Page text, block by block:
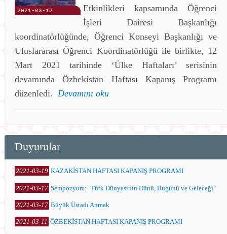
2021-03-12
Etkinlikleri kapsamında Öğrenci
İşleri Dairesi Başkanlığı
koordinatörlüğünde, Öğrenci Konseyi Başkanlığı ve
Uluslararası Öğrenci Koordinatörlüğü ile birlikte, 12
Mart 2021 tarihinde ‘Ülke Haftaları’ serisinin
devamında Özbekistan Haftası Kapanış Programı
düzenledi. Devamını oku
Duyurular
2021-03-19 KAZAKİSTAN HAFTASI KAPANIŞ PROGRAMI
2021-03-17 Sempozyum: "Türk Dünyasının Dünü, Bugünü ve Geleceği"
2021-03-17 Büyük Üstadı Anmak
2021-03-11 ÖZBEKİSTAN HAFTASI KAPANIŞ PROGRAMI